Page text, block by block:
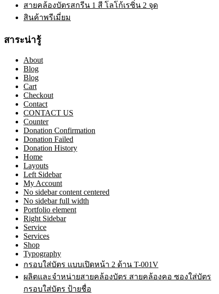
สายคล้องบัตรสกรีน 1 สี โลโก้เรซิ่น 2 จุด
สินค้าพรีเมี่ยม
สาระน่ารู้
About
Blog
Blog
Cart
Checkout
Contact
CONTACT US
Counter
Donation Confirmation
Donation Failed
Donation History
Home
Layouts
Left Sidebar
My Account
No sidebar content centered
No sidebar full width
Portfolio element
Right Sidebar
Service
Services
Shop
Typography
กรอบใส่บัตร แบบเปิดหน้า 2 ด้าน T-001V
ผลิตและจำหน่ายสายคล้องบัตร สายคล้องคอ ซองใส่บัตร
กรอบใส่บัตร ป้ายชื่อ